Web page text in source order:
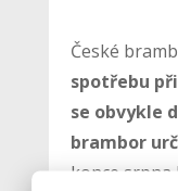
České
spotřebu
se obvykle
brambor
konce srpna